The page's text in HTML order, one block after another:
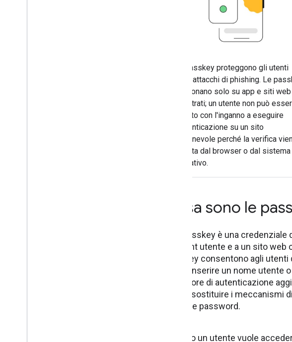
Le passkey proteggono gli utenti
dagli attacchi di phishing. Le
funzionano solo su app e siti web
registrati; un utente non può
indotto con l'inganno a eseguire
l'autenticazione su un sito
ingannevole perché la verifica
gestita dal browser o dal sistema
operativo.
Cosa sono le
Una passkey è una
account utente e a un sito web
passkey consentono agli
dover inserire un nome utente
un fattore di autenticazione
mira a sostituire i meccanismi
come le password.
Quando un utente vuole